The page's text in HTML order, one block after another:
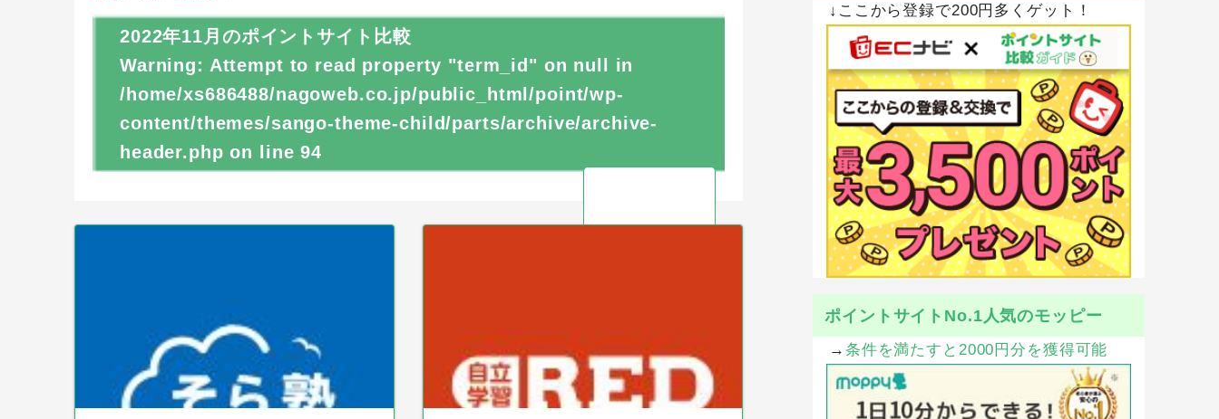
2022年11月のポイントサイト比較
Warning: Attempt to read property "term_id" on null in
/home/xs686488/nagoweb.co.jp/public_html/point/wp-
content/themes/sango-theme-child/parts/archive/archive-
header.php on line94
↓ここから登録で200円多くゲット！
ポイントサイトNo.1人気のモッピー
→ 条件を満たすと2000円分を獲得可能